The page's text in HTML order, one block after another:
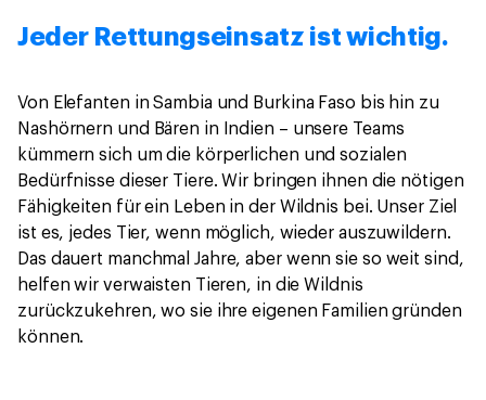
Jeder Rettungseinsatz ist wichtig.
Von Elefanten in Sambia und Burkina Faso bis hin zu
Nashörnern und Bären in Indien – unsere Teams
kümmern sich um die körperlichen und sozialen
Bedürfnisse dieser Tiere. Wir bringen ihnen die nötigen
Fähigkeiten für ein Leben in der Wildnis bei. Unser Ziel
ist es, jedes Tier, wenn möglich, wieder auszuwildern.
Das dauert manchmal Jahre, aber wenn sie so weit sind,
helfen wir verwaisten Tieren, in die Wildnis
zurückzukehren, wo sie ihre eigenen Familien gründen
können.